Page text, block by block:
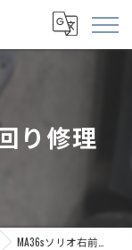
り修理
MA36sソリオ右前足回り修理